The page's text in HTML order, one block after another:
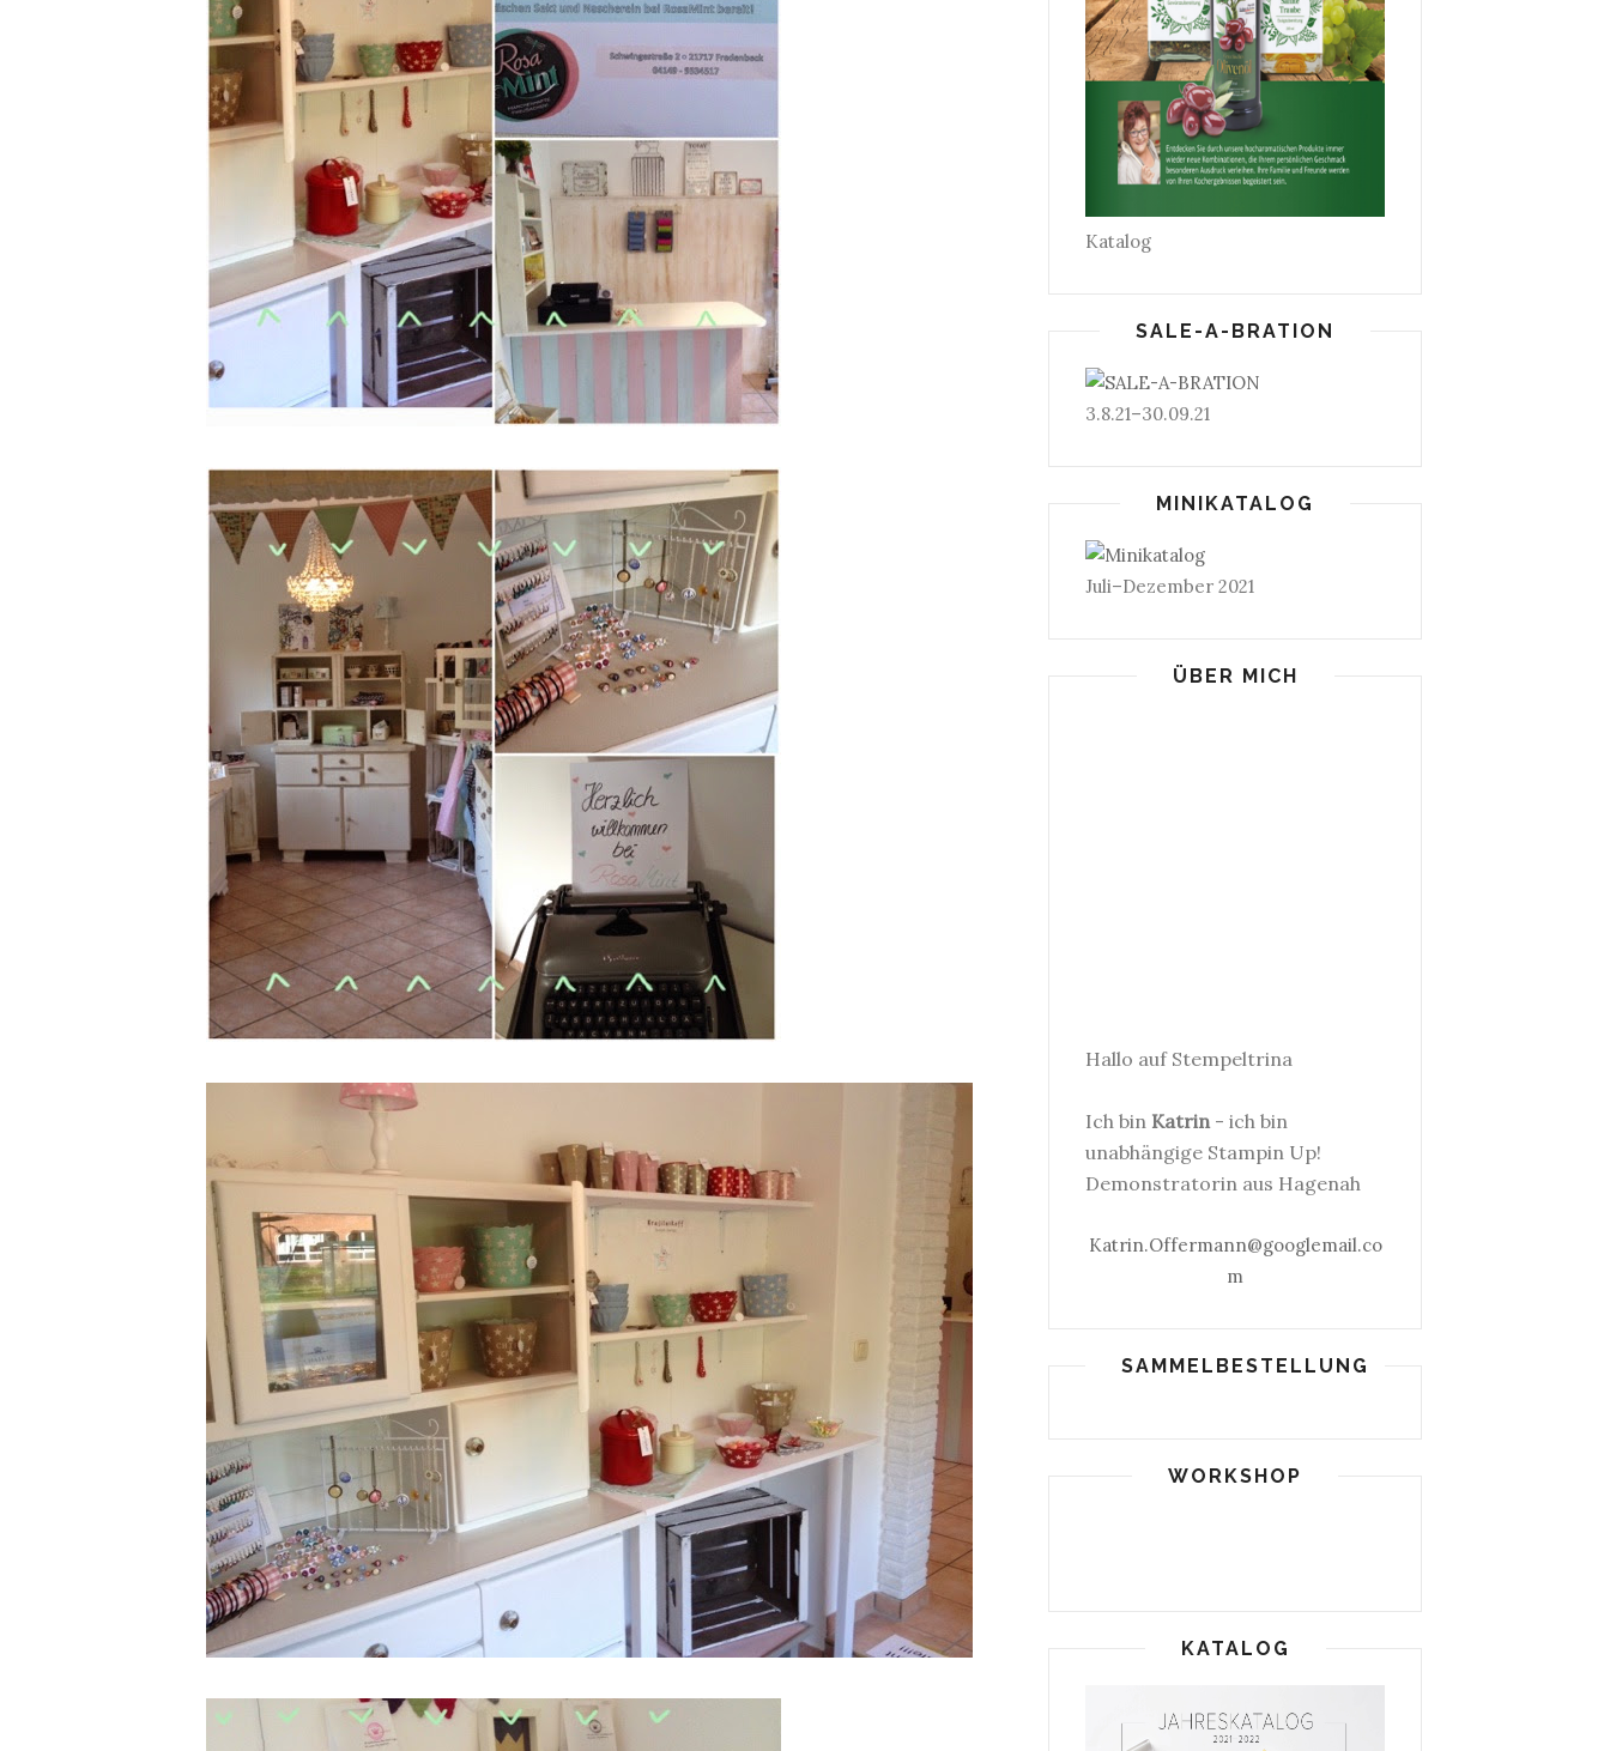
Katalog
SALE-A-BRATION
3.8.21–30.09.21
MINIKATALOG
Juli–Dezember 2021
ÜBER MICH
Hallo auf Stempeltrina
Ich bin Katrin- ich bin
unabhängige Stampin Up!
Demonstratorin aus Hagenah
Katrin.Offermann@googlemail.co
m
SAMMELBESTELLUNG
WORKSHOP
KATALOG